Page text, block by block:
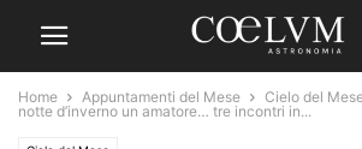
Home Appuntamenti del Mese Cielo del
notte d’inverno un amatore… tre incontri in...